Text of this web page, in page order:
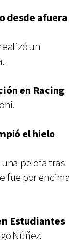
desde afuera
un
en Racing
el hielo
una pelota tras
fue por encima
Estudiantes
Núñez.